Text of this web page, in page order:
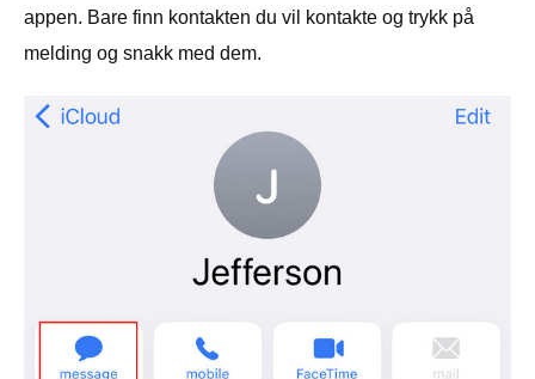
appen. Bare finn kontakten du vil kontakte og trykk på
melding og snakk med dem.